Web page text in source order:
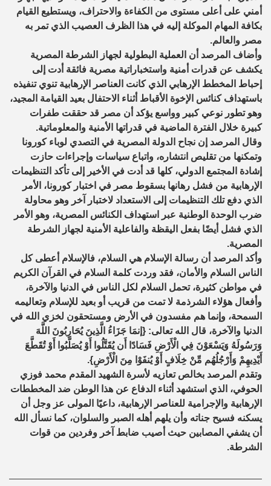
أمني على أعلى مستوى من الكفاءة والاحتراف، ويستطيع القيام
بكافة المهام الموكلة إليه في هذا الظرف العصيب الذي تمر به
مصر والعالم.
وأضاف المرصد أن العملية البطولية لجهاز الشرطة المصرية
يكشف عن قدرات أمنية واستخباراتية مصرية فائقة أدت إلى
إحباط المخطط الإرهابي الذي كانت العناصر الإرهابية تنوي تنفيذه
باستهداف كنائس الإخوة الأقباط أثناء الاحتفال بعيد القيامة المجيد،
وهو تطور نوعي كبير وواسع يؤكد أن مصر قد حققت طفرات
كبيرة خلال الفترة الماضية في قدراتها الأمنية والمعلوماتية.
وقال المرصد إن نجاح الدولة المصرية في التصدي لوباء كورونا
وتمكنها من تقليص انتشاره، واتباع سياسات وإجراءات حازت
إشادة المجتمع الدولي، كلها قد أدت في الأخير إلى تأكد التنظيمات
الإرهابية من فشل رهانها بسقوط مصر في اختبار كورونا، الأمر
الذي دفع تلك التنظيمات إلى الاستعداد لاختبار آخر وهو محاولة
ضرب الوحدة الوطنية عبر استهداف الكنائس المصرية، وهو الأمر
الذي فشل أيضًا بفعل اليقظة والفاعلية الأمنية لجهاز الشرطة
المصرية.
وأكد المرصد أن رسالة الإسلام هي السلام، فالإسلام أعطى كل
الناس السلام والأمان، فقد وردت كلمة السلام في القرآن الكريم
في مواطن كثيرة، تحمل السلام لكل الناس في الدنيا والآخرة،
وأفعال هؤلاء الشرذمة لا تمت من قريب أو بعيد للإسلام وتعاليمه
السمحة، وإنما هم مفسدون في الأرض ومستحقون لخزي الله في
الدنيا والآخرة، قال الله تعالى: {إنمَا جَزَاءُ الَّذِينَ يُحَارِبُونَ اللَّهَ
وَرَسُولَهُ وَيَسْعَوْنَ فِي الْأَرْضِ فَسَادًا أَن يُقَتَّلُوا أَوْ يُصَلَّبُوا أَوْ تُقَطَّعَ
أَيْدِيهِمْ وَأَرْجُلُهُم مِّنْ خِلَافٍ أَوْ يُنفَوْا مِنَ الْأَرْضِ}.
وتقدم المرصد بخالص تعازيه لأسرة الشهيد المقدم محمد فوزي
الحوفي، الذي استشهد أثناء الدفاع عن هذا الوطن ضد المخططات
الإرهابية والإجرامية للعناصر الإرهابية، داعيًا المولى عز وجل أن
يسكنه فسيح جناته وأن يلهم أهله الصبر والسلوان، كما نسأل الله
أن يشفي المصابين حيث أصيب ضابط آخر وفردين من قوات
الشرطة.